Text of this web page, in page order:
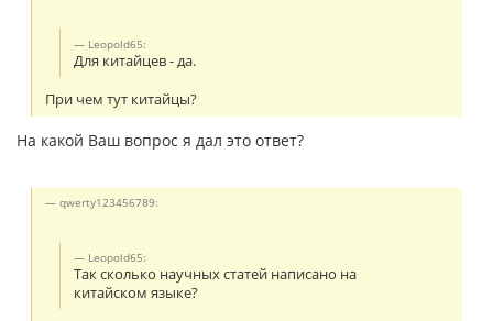
Leopold65:
Для китайцев - да.
При чем тут китайцы?
На какой Ваш вопрос я дал это ответ?
qwerty123456789:
Leopold65:
Так сколько научных статей написано на
китайском языке?